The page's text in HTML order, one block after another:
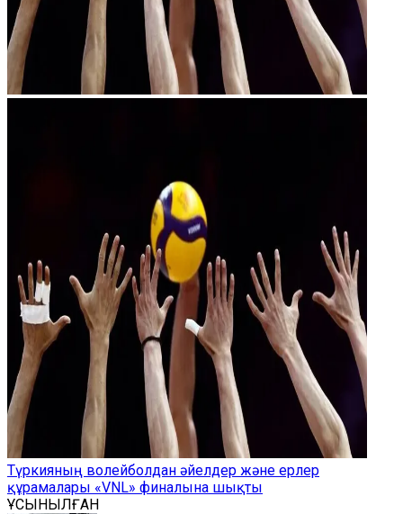
Түркияның волейболдан әйелдер және ерлер
құрамалары «VNL» финалына шықты
ҰСЫНЫЛҒАН